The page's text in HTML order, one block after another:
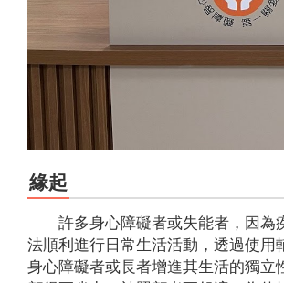
緣起
許多身心障礙者或失能者，因為
法順利進行日常生活活動，透過使用
身心障礙者或長者增進其生活的獨立